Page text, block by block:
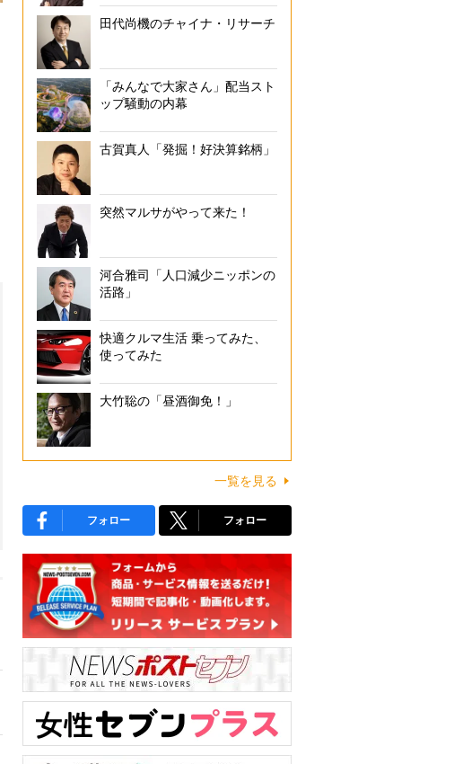
田代尚機のチャイナ・リサーチ
「みんなで大家さん」配当スト
ップ騒動の内幕
古賀真人「発掘！好決算銘柄」
突然マルサがやって来た！
河合雅司「人口減少ニッポンの
活路」
快適クルマ生活 乗ってみた、
使ってみた
大竹聡の「昼酒御免！」
一覧を見る
フォロー フォロー